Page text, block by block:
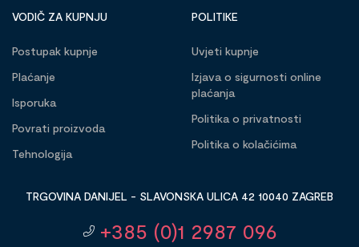
VODIČ ZA KUPNJU
Postupak kupnje
Plaćanje
Isporuka
Povrati proizvoda
Tehnologija
POLITIKE
Uvjeti kupnje
Izjava o sigurnosti online
plaćanja
Politika o privatnosti
Politika o kolačićima
TRGOVINA DANIJEL - SLAVONSKA ULICA 42 10040 ZAGREB
+385 (0)1 2987 096